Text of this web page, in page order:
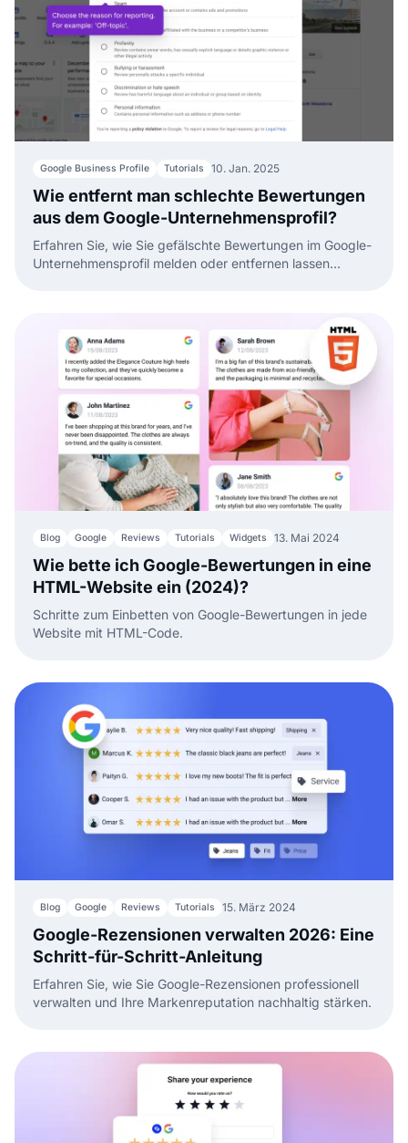
Google Business Profile Tutorials 10. Jan. 2025
Wie entfernt man schlechte Bewertungen
aus dem Google-Unternehmensprofil?
Erfahren Sie, wie Sie gefälschte Bewertungen im Google-
Unternehmensprofil melden oder entfernen lassen
Blog Google Reviews Tutorials Widgets 13. Mai 2024
Wie bette ich Google-Bewertungen in eine
HTML-Website ein (2024)?
Schritte zum Einbetten von Google-Bewertungen in jede
Website mit HTML-Code.
Blog Google Reviews Tutorials 15. März 2024
Google-Rezensionen verwalten 2026: Eine
Schritt-für-Schritt-Anleitung
Erfahren Sie, wie Sie Google-Rezensionen professionell
verwalten und Ihre Markenreputation nachhaltig stärken.